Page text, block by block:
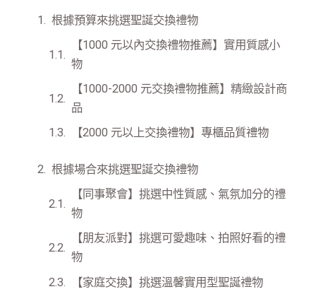
根據預算來挑選聖誕交換禮物
【1000 元以內交換禮物推薦】實用質感小
物
【1000-2000 元交換禮物推薦】精緻設計商
品
【2000 元以上交換禮物】專櫃品質禮物
根據場合來挑選聖誕交換禮物
【同事聚會】挑選中性質感、氣氛加分的禮
物
【朋友派對】挑選可愛趣味、拍照好看的禮
物
【家庭交換】挑選溫馨實用型聖誕禮物